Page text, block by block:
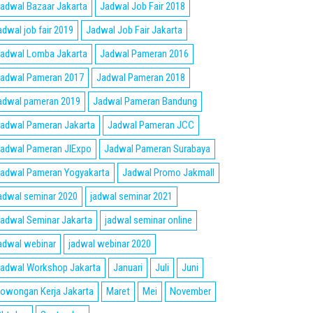
Bazaar Jakarta
Jadwal Job Fair 2018
job fair 2019
Jadwal Job Fair Jakarta
Lomba Jakarta
Jadwal Pameran 2016
Pameran 2017
Jadwal Pameran 2018
pameran 2019
Jadwal Pameran Bandung
Pameran Jakarta
Jadwal Pameran JCC
Pameran JIExpo
Jadwal Pameran Surabaya
Pameran Yogyakarta
Jadwal Promo Jakmall
seminar 2020
jadwal seminar 2021
Seminar Jakarta
jadwal seminar online
webinar
jadwal webinar 2020
Workshop Jakarta
Januari Juli
Juni
Kerja Jakarta
Maret Mei
November